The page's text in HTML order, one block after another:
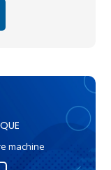
machine